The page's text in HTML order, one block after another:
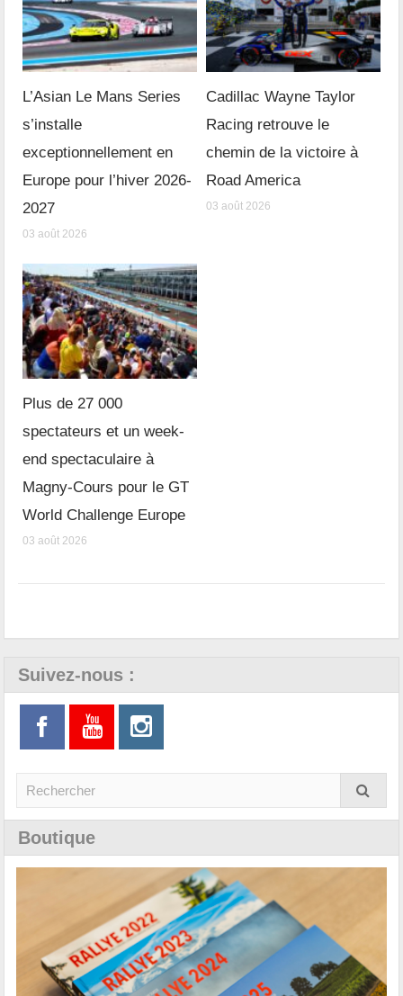
L’Asian Le Mans Series
s’installe
exceptionnellement en
Europe pour l’hiver 2026-
2027
03 août 2026
Cadillac Wayne Taylor
Racing retrouve le
chemin de la victoire à
Road America
03 août 2026
Plus de 27 000
spectateurs et un week-
end spectaculaire à
Magny-Cours pour le GT
World Challenge Europe
03 août 2026
Suivez-nous :
Boutique